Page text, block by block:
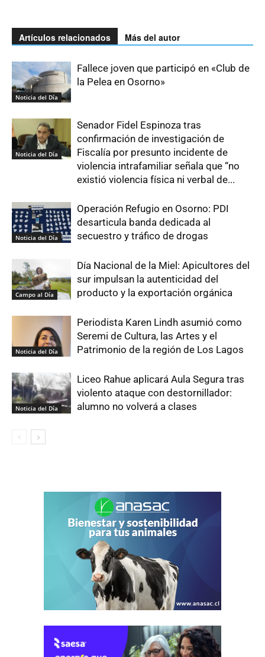
Artículos relacionados Más del autor
Noticia del Día
Fallece joven que participó en «Club de
la Pelea en Osorno»
Noticia del Día
Senador Fidel Espinoza tras
confirmación de investigación de
Fiscalía por presunto incidente de
violencia intrafamiliar señala que “no
existió violencia física ni verbal de...
Noticia del Día
Operación Refugio en Osorno: PDI
desarticula banda dedicada al
secuestro y tráfico de drogas
Campo al Día
Día Nacional de la Miel: Apicultores del
sur impulsan la autenticidad del
producto y la exportación orgánica
Noticia del Día
Periodista Karen Lindh asumió como
Seremi de Cultura, las Artes y el
Patrimonio de la región de Los Lagos
Noticia del Día
Liceo Rahue aplicará Aula Segura tras
violento ataque con destornillador:
alumno no volverá a clases